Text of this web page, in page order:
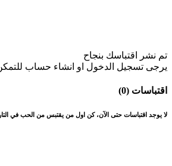
تم نشر اقتباسك بنجاح
يرجى تسجيل الدخول او انشاء حساب
اقتباسات (0)
لا يوجد اقتباسات حتى الآن، كن اول من يقتبس من الحب في